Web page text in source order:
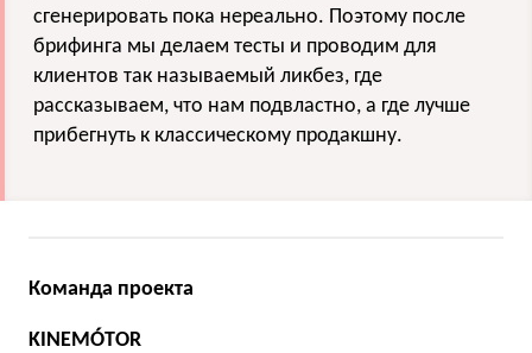
сгенерировать пока нереально. Поэтому после
брифинга мы делаем тесты и проводим для
клиентов так называемый ликбез, где
рассказываем, что нам подвластно, а где лучше
прибегнуть к классическому продакшну.
Команда проекта
KINEMÓTOR